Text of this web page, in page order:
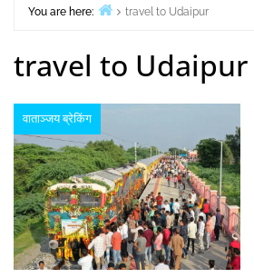
You are here:
travel to Udaipur
travel to Udaipur
वाताञ्जय ब्रेकिंग